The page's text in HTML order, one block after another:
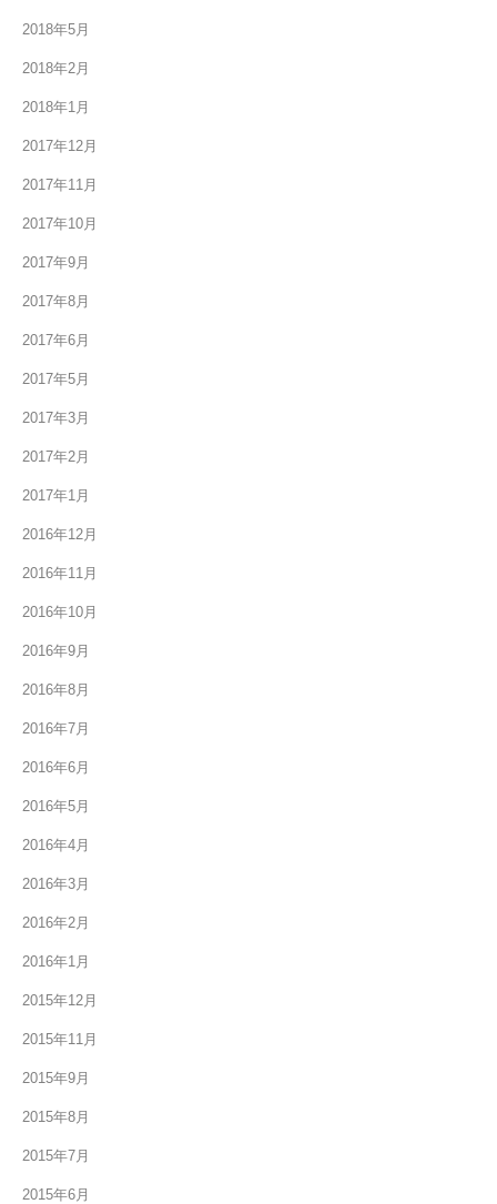
2018年5月
2018年2月
2018年1月
2017年12月
2017年11月
2017年10月
2017年9月
2017年8月
2017年6月
2017年5月
2017年3月
2017年2月
2017年1月
2016年12月
2016年11月
2016年10月
2016年9月
2016年8月
2016年7月
2016年6月
2016年5月
2016年4月
2016年3月
2016年2月
2016年1月
2015年12月
2015年11月
2015年9月
2015年8月
2015年7月
2015年6月